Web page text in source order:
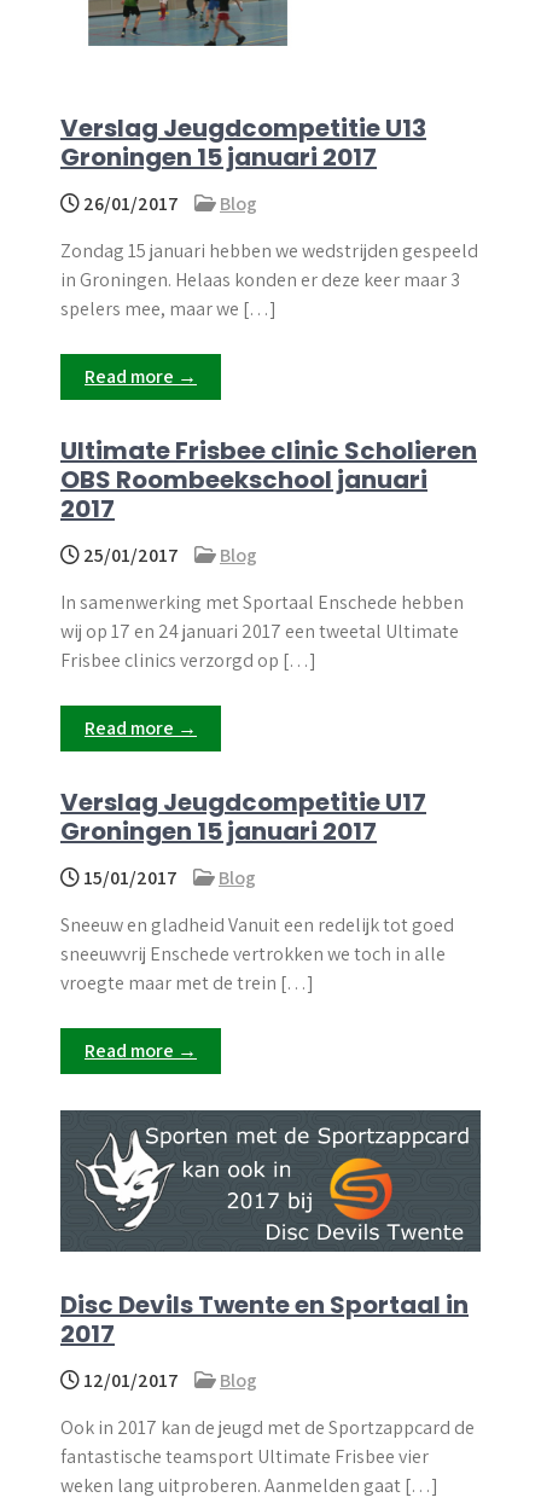
Verslag Jeugdcompetitie U13
Groningen 15 januari 2017
26/01/2017
Blog
Zondag 15 januari hebben we wedstrijden gespeeld
in Groningen. Helaas konden er deze keer maar 3
spelers mee, maar we […]
Read more →
Ultimate Frisbee clinic Scholieren
OBS Roombeekschool januari
2017
25/01/2017
Blog
In samenwerking met Sportaal Enschede hebben
wij op 17 en 24 januari 2017 een tweetal Ultimate
Frisbee clinics verzorgd op […]
Read more →
Verslag Jeugdcompetitie U17
Groningen 15 januari 2017
15/01/2017
Blog
Sneeuw en gladheid Vanuit een redelijk tot goed
sneeuwvrij Enschede vertrokken we toch in alle
vroegte maar met de trein […]
Read more →
Disc Devils Twente en Sportaal in
2017
12/01/2017
Blog
Ook in 2017 kan de jeugd met de Sportzappcard de
fantastische teamsport Ultimate Frisbee vier
weken lang uitproberen. Aanmelden gaat […]